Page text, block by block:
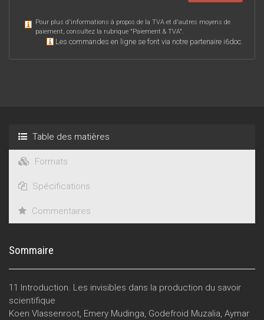
Pour plus d'informations à propos de la TVA et d'autres moyens de
paiement, consultez la rubrique "Paiement & TVA".
Les commandes en ligne se font via notre partenaire i6doc.
Table des matières
Formats
Spécifications
Commentaires
Sommaire
11 Introduction. Les invisibles dans la production du savoir
scientifique
Koen Vlassenroot, Emery Mudinga, Godefroid Muzalia, Aymar